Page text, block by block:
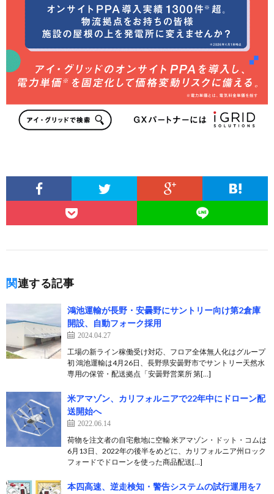
関連する記事
鴻池運輸が長野・安曇野にサントリー向け第2倉庫
開設、自動フォーク採用
2024.04.27
工場の新ライン稼働受け対応、フロア全体無人化はグループ
初 鴻池運輸は4月26日、長野県安曇野市でサントリー天然水
専用の保管・配送拠点「安曇野営業所 第[…]
米アマゾン、カリフォルニアで22年中にドローン配
送開始へ
2022.06.14
荷物を注文者の自宅敷地に空輸 米アマゾン・ドット・コムは
6月13日、2022年の後半をめどに、カリフォルニア州ロック
フォードでドローンを使った商品配送[…]
本四高速、逆走検知・警告システムの試行運用を7